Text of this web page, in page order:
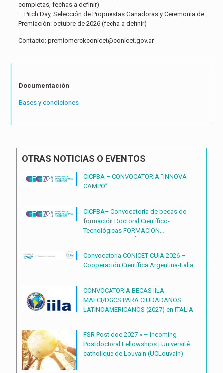
completas, fechas a definir)
– Pitch Day, Selección de Propuestas Ganadoras y Ceremonia de
Premiación: octubre de 2026 (fecha a definir)
Contacto: premiomerckconicet@conicet.gov.ar
Documentación
Bases y condiciones
OTRAS NOTICIAS O EVENTOS
CICPBA – CONVOCATORIA “INNOVA
CAMPO”
CICPBA– Convocatoria de becas de
formación Doctoral Científico-
Tecnológicas FORMACIÓN
Convocatoria CONICET-CUIA 2026 –
Cooperación Científica Argentina-Italia
CONVOCATORIA BECAS IILA-
MAECI/DGCS PARA CIUDADANOS
LATINOAMERICANOS (2027) en ITALIA
FSR Post-doc 2027 » – Incoming
Postdoctoral Fellowships | Université
catholique de Louvain (UCLouvain)